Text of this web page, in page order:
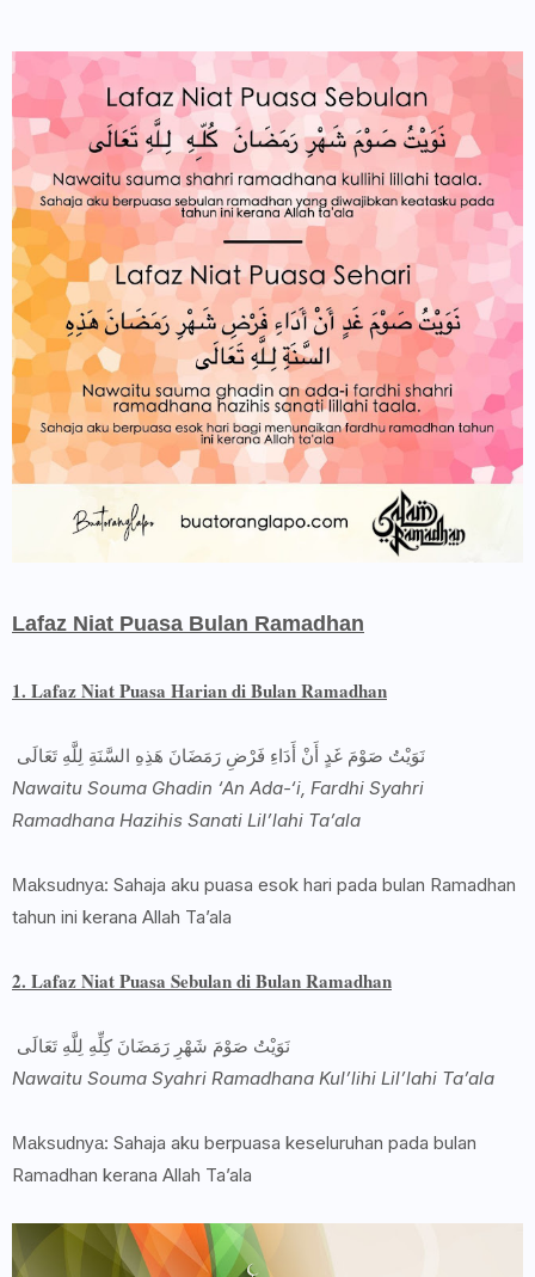
Lafaz Niat Puasa Bulan Ramadhan
1. Lafaz Niat Puasa Harian di Bulan Ramadhan
Nawaitu Souma Ghadin ‘An Ada-‘i, Fardhi Syahri
Ramadhana Hazihis Sanati Lil’lahi Ta’ala
Maksudnya: Sahaja aku puasa esok hari pada bulan Ramadhan
tahun ini kerana Allah Ta’ala
2. Lafaz Niat Puasa Sebulan di Bulan Ramadhan
Nawaitu Souma Syahri Ramadhana Kul’lihi Lil’lahi Ta’ala
Maksudnya: Sahaja aku berpuasa keseluruhan pada bulan
Ramadhan kerana Allah Ta’ala